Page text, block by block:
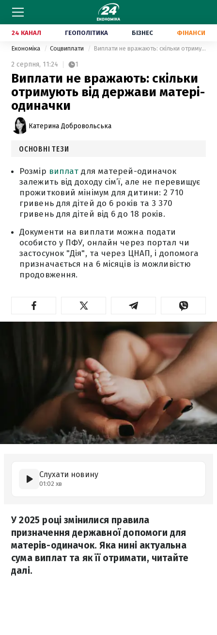
24 КАНАЛ ГЕОПОЛІТИКА БІЗНЕС ФІНАНСИ
Економіка Соцвиплати Виплати не вражають: скільки отримують від держави матері-одиначки
2 серпня, 11:24 1
Виплати не вражають: скільки
отримують від держави матері-
одиначки
Катерина Добровольська
ОСНОВНІ ТЕЗИ
Розмір виплат для матерей-одиначок
залежить від доходу сім’ї, але не перевищує
прожитковий мінімум для дитини: 2 710
гривень для дітей до 6 років та 3 370
гривень для дітей від 6 до 18 років.
Документи на виплати можна подати
особисто у ПФУ, онлайн через портал чи
застосунок "Дія", та через ЦНАП, і допомога
призначається на 6 місяців із можливістю
продовження.
Слухати новину
01:02 хв
У 2025 році змінилися правила
призначення державної допомоги для
матерів-одиначок. Яка нині актуальна
сума виплат та як її отримати, читайте
далі.